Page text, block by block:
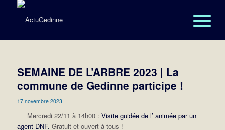
SEMAINE DE L’ARBRE 2023 | La
commune de Gedinne participe !
17 novembre 2023
Mercredi 22/11 à 14h00 : Visite guidée de l’ animée par un
agent DNF. Gratuit et ouvert à tous !